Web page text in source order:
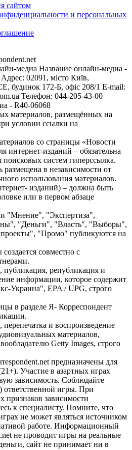
сайтом
и персональных
медиа Название онлайн-медиа -
02091, місто Київ,
172-Б, офіс 208/1 E-mail:
Телефон: 044-205-43-00
- R40-06068
материалов, размещённых на
условии ссылки на
со страницы «Новости
интернет-изданий – обязательна
поисковых систем гиперссылка.
в независимости от
использования материалов.
изданий) – должна быть
или в первом абзаце
"Мнение", "Экспертиза",
"Деньги", "Власть", "Выборы",
"Промо" публикуются на
совместно с
републикация и
информации, которое содержит
Украина", EPA / UPG, строго
в разделе Я- Корреспондент
и воспроизведение
материалов,
Getty Images, строго
предназначены для
Участие в азартных играх
зависимость. Соблюдайте
игры. При
признаков зависимости
к специалисту. Помните, что
не может являться источником
работе. Информационный
не проводит игры на реальные
сайт не принимает ни в